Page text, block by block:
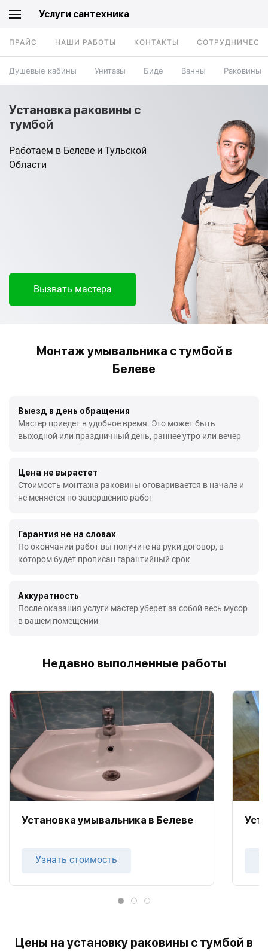
Услуги сантехника
ПРАЙС НАШИ РАБОТЫ КОНТАКТЫ
Душевые кабины Унитазы Биде Ванны Раковины
Установка раковины с
тумбой
Работаем в Белеве и Тульской
Области
Вызвать мастера
Монтаж умывальника с тумбой в
Белеве
Выезд в день обращения
Мастер приедет в удобное время. Это может быть
выходной или праздничный день, раннее утро или вечер
Цена не вырастет
Стоимость монтажа раковины оговаривается в начале и
не меняется по завершению работ
Гарантия не на словах
По окончании работ вы получите на руки договор, в
котором будет прописан гарантийный срок
Аккуратность
После оказания услуги мастер уберет за собой весь мусор
в вашем помещении
Недавно выполненные работы
Установка умывальника в Белеве
Узнать стоимость
Цены на установку раковины с тумбой в